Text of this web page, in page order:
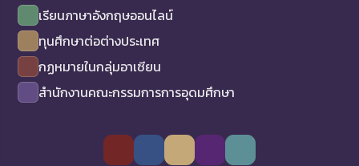
เรียนภาษาอังกฤษออนไลน์
ทุนศึกษาต่อต่างประเทศ
กฏหมายในกลุ่มอาเซียน
สำนักงานคณะกรรมการการอุดมศึกษา